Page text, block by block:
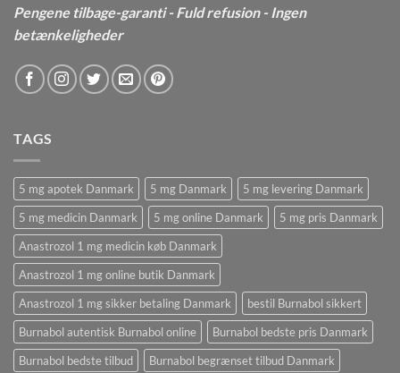
Pengene tilbage-garanti - Fuld refusion - Ingen
betænkeligheder
TAGS
5 mg apotek Danmark 5 mg Danmark
5 mg levering Danmark
5 mg medicin Danmark
5 mg online Danmark
5 mg pris Danmark
Anastrozol 1 mg medicin køb Danmark
Anastrozol 1 mg online butik Danmark
Anastrozol 1 mg sikker betaling Danmark
bestil Burnabol sikkert
Burnabol autentisk Burnabol online
Burnabol bedste pris Danmark
Burnabol bedste tilbud
Burnabol begrænset tilbud Danmark